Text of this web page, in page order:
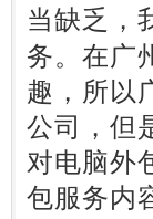
当缺乏，
务。在广
趣，所以
公司，但
对电脑外
包服务内